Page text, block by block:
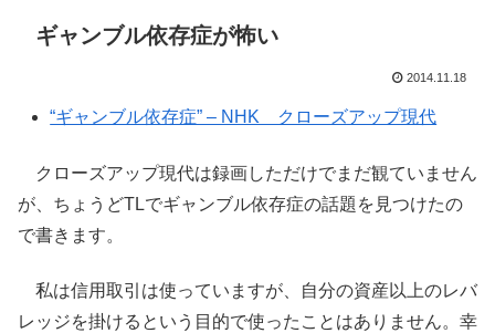
ギャンブル依存症が怖い
2014.11.18
“ギャンブル依存症” – NHK クローズアップ現代
クローズアップ現代は録画しただけでまだ観ていません
が、ちょうどTLでギャンブル依存症の話題を見つけたの
で書きます。
私は信用取引は使っていますが、自分の資産以上のレバ
レッジを掛けるという目的で使ったことはありません。幸